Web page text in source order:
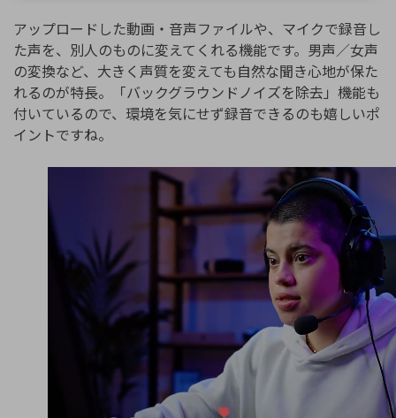
アップロードした動画・音声ファイルや、マイクで録音し
た声を、別人のものに変えてくれる機能です。男声／女声
の変換など、大きく声質を変えても自然な聞き心地が保た
れるのが特長。「バックグラウンドノイズを除去」機能も
付いているので、環境を気にせず録音できるのも嬉しいポ
イントですね。